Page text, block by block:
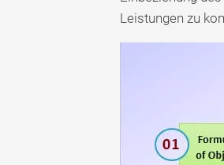
Leistungen zu